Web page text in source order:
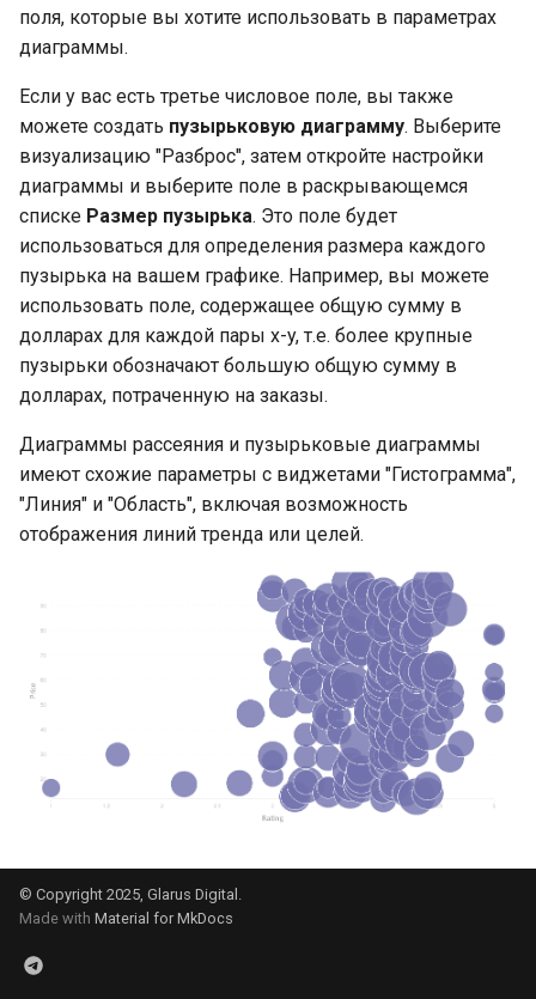
п
с
к
а
поля, которые вы хотите использовать в параметрах
диаграммы.
Если у вас есть третье числовое поле, вы также
можете создать пузырьковую диаграмму. Выберите
визуализацию "Разброс", затем откройте настройки
диаграммы и выберите поле в раскрывающемся
списке Размер пузырька. Это поле будет
использоваться для определения размера каждого
пузырька на вашем графике. Например, вы можете
использовать поле, содержащее общую сумму в
долларах для каждой пары x-y, т.е. более крупные
пузырьки обозначают большую общую сумму в
долларах, потраченную на заказы.
Диаграммы рассеяния и пузырьковые диаграммы
имеют схожие параметры с виджетами "Гистограмма",
"Линия" и "Область", включая возможность
отображения линий тренда или целей.
© Copyright 2025, Glarus Digital.
Made with Material for MkDocs